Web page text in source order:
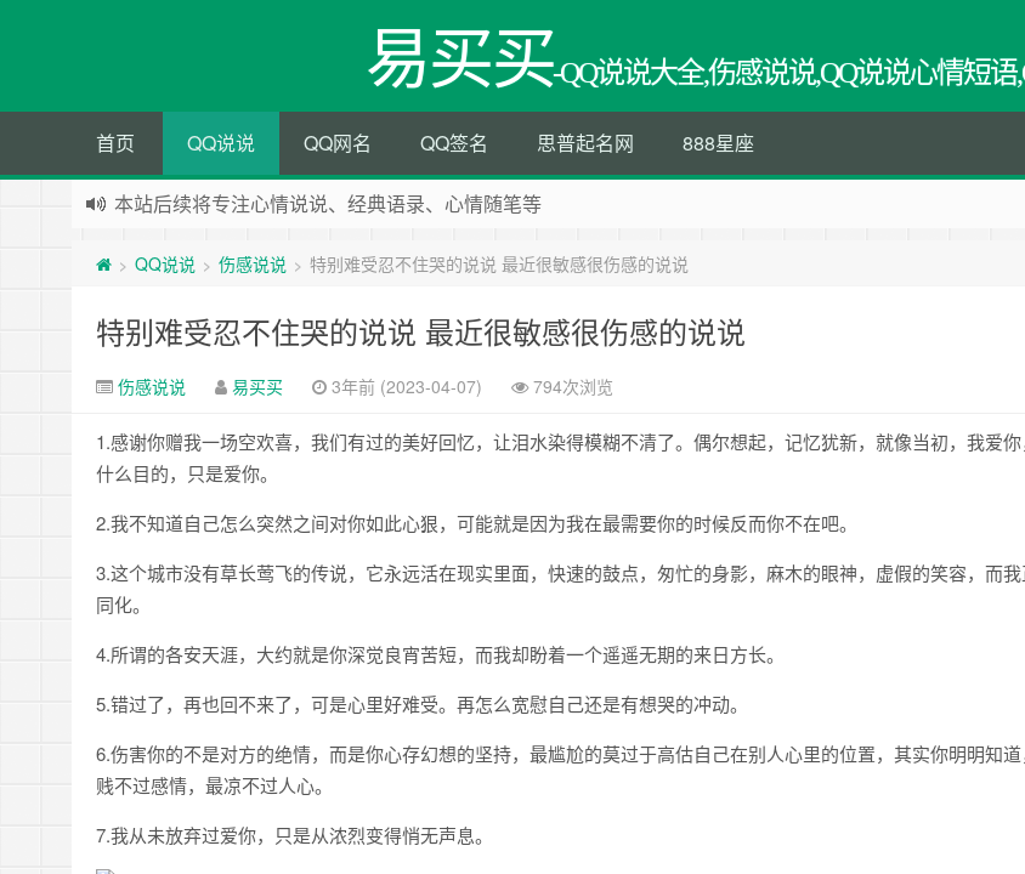
易买买-QQ说说大全,伤感说说,QQ说说心情短语
首页 QQ说说 QQ网名 QQ签名 思普起名网 888星座
本站后续将专注心情说说、经典语录、心情随笔等
> QQ说说 > 伤感说说 > 特别难受忍不住哭的说说 最近很敏感很伤感的说说
特别难受忍不住哭的说说 最近很敏感很伤感的说说
伤感说说 易买买 3年前 (2023-04-07) 794次浏览
1.感谢你赠我一场空欢喜，我们有过的美好回忆，让泪水染得模糊不清了。偶尔想起，记忆犹新，就像当初，我爱
什么目的，只是爱你。
2.我不知道自己怎么突然之间对你如此心狠，可能就是因为我在最需要你的时候反而你不在吧。
3.这个城市没有草长莺飞的传说，它永远活在现实里面，快速的鼓点，匆忙的身影，麻木的眼神，虚假的笑容，而
同化。
4.所谓的各安天涯，大约就是你深觉良宵苦短，而我却盼着一个遥遥无期的来日方长。
5.错过了，再也回不来了，可是心里好难受。再怎么宽慰自己还是有想哭的冲动​。
6.伤害你的不是对方的绝情，而是你心存幻想的坚持，最尴尬的莫过于高估自己在别人心里的位置，其实你明明知
贱不过感情，最凉不过人心。
7.我从未放弃过爱你，只是从浓烈变得悄无声息。